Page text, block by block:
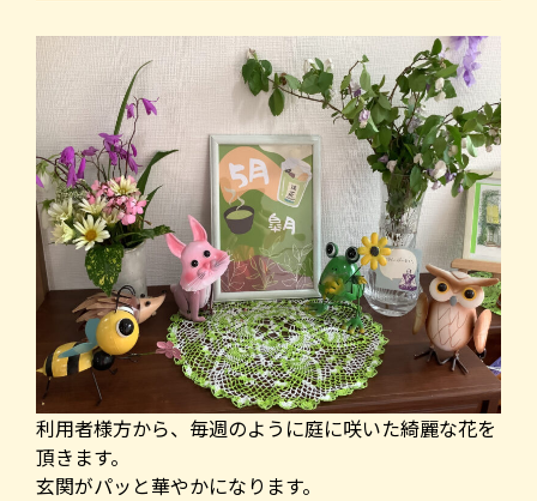
利用者様方から、毎週のように庭に咲いた綺麗な花を
頂きます。
玄関がパッと華やかになります。